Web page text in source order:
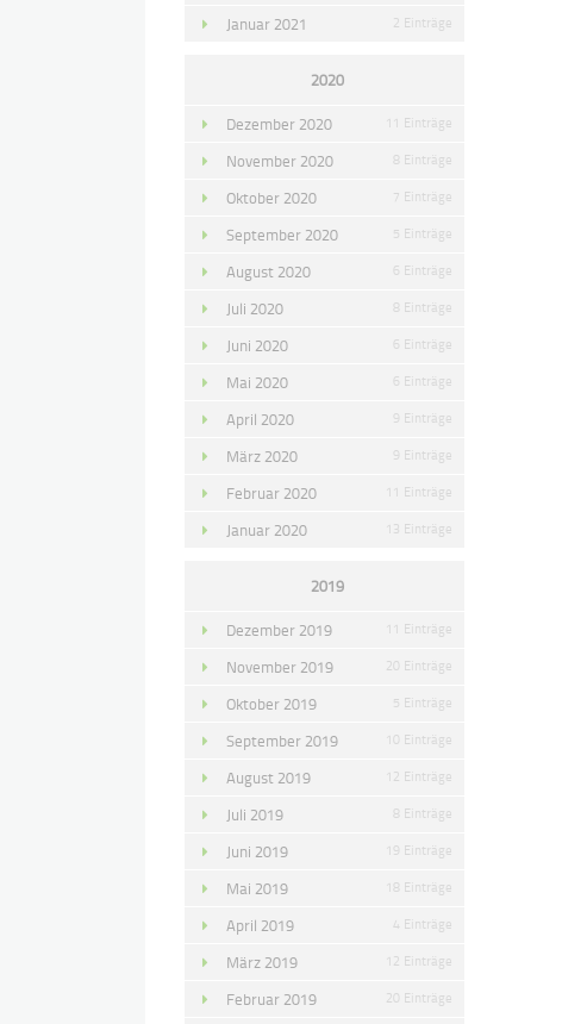
Januar 2021 2 Einträge
2020
Dezember 2020 11 Einträge
November 2020 8 Einträge
Oktober 2020 7 Einträge
September 2020 5 Einträge
August 2020 6 Einträge
Juli 2020 8 Einträge
Juni 2020 6 Einträge
Mai 2020 6 Einträge
April 2020 9 Einträge
März 2020 9 Einträge
Februar 2020 11 Einträge
Januar 2020 13 Einträge
2019
Dezember 2019 11 Einträge
November 2019 20 Einträge
Oktober 2019 5 Einträge
September 2019 10 Einträge
August 2019 12 Einträge
Juli 2019 8 Einträge
Juni 2019 19 Einträge
Mai 2019 18 Einträge
April 2019 4 Einträge
März 2019 12 Einträge
Februar 2019 20 Einträge